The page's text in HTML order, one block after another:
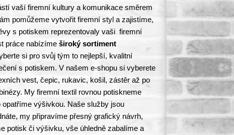
vaší firemní kultury a komunikace směrem
pomůžeme vytvořit firemní styl a zajistíme,
s potiskem reprezentovaly vaši firemní
práce nabízíme široký sortiment
si pro svůj tým to nejlepší, kvalitní
s potiskem. V našem e-shopu si vyberete
vest, čepic, rukavic, košil, zástěr až po
My firemní textil rovnou potiskneme
opatříme výšivkou. Naše služby jsou
my připravíme přesný grafický návrh,
potisk či výšivku, vše úhledně zabalíme a